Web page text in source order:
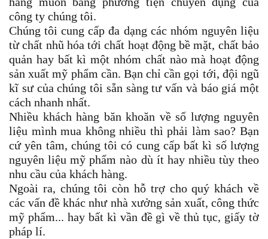
công ty chúng tôi.
Chúng tôi cung cấp đa dạng các nhóm nguyên liệu
từ chất nhũ hóa tới chất hoạt động bề mặt, chất bảo
quản hay bất kì một nhóm chất nào mà hoạt động
sản xuất mỹ phẩm cần. Bạn chỉ cần gọi tới, đội ngũ
kĩ sư của chúng tôi sẵn sàng tư vấn và báo giá một
cách nhanh nhất.
Nhiều khách hàng băn khoăn về số lượng nguyên
liệu mình mua không nhiều thì phải làm sao? Bạn
cứ yên tâm, chúng tôi có cung cấp bất kì số lượng
nguyên liệu mỹ phẩm nào dù ít hay nhiều tùy theo
nhu cầu của khách hàng.
Ngoài ra, chúng tôi còn hỗ trợ cho quý khách về
các vấn đề khác như nhà xưởng sản xuất, công thức
mỹ phẩm... hay bất kì vần đề gì về thủ tục, giấy tờ
pháp lí.